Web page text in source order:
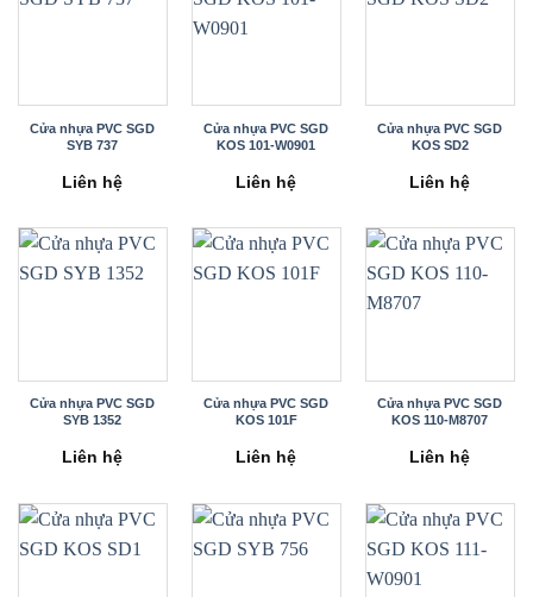
Cửa nhựa PVC SGD
SYB 737
Liên hệ
Cửa nhựa PVC SGD
KOS 101-W0901
Liên hệ
Cửa nhựa PVC SGD
KOS SD2
Liên hệ
Cửa nhựa PVC SGD
SYB 1352
Liên hệ
Cửa nhựa PVC SGD
KOS 101F
Liên hệ
Cửa nhựa PVC SGD
KOS 110-M8707
Liên hệ